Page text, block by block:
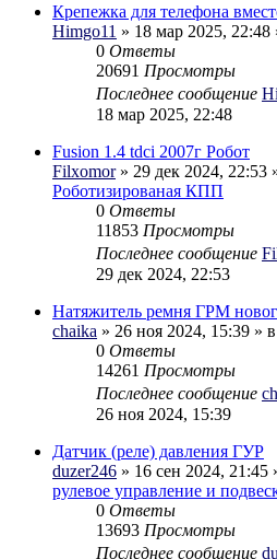
Крепежка для телефона
Himgo11 » 18 мар 2025,
0 Ответы
20691 Просмотры
Последнее сообщение
18 мар 2025, 22:48
Fusion 1.4 tdci 2007г Робот
Filxomor» 29 дек 2024, 22:53
Роботизированая КПП
0 Ответы
11853 Просмотры
Последнее сообщение
29 дек 2024, 22:53
Натяжитель ремня ГРМ
chaika » 26 ноя 2024, 15:39 »
0 Ответы
14261 Просмотры
Последнее сообщение
26 ноя 2024, 15:39
Датчик (реле) давления ГУР
duzer246 » 16 сен 2024, 21:45
рулевое управление и
0 Ответы
13693 Просмотры
Последнее сообщение